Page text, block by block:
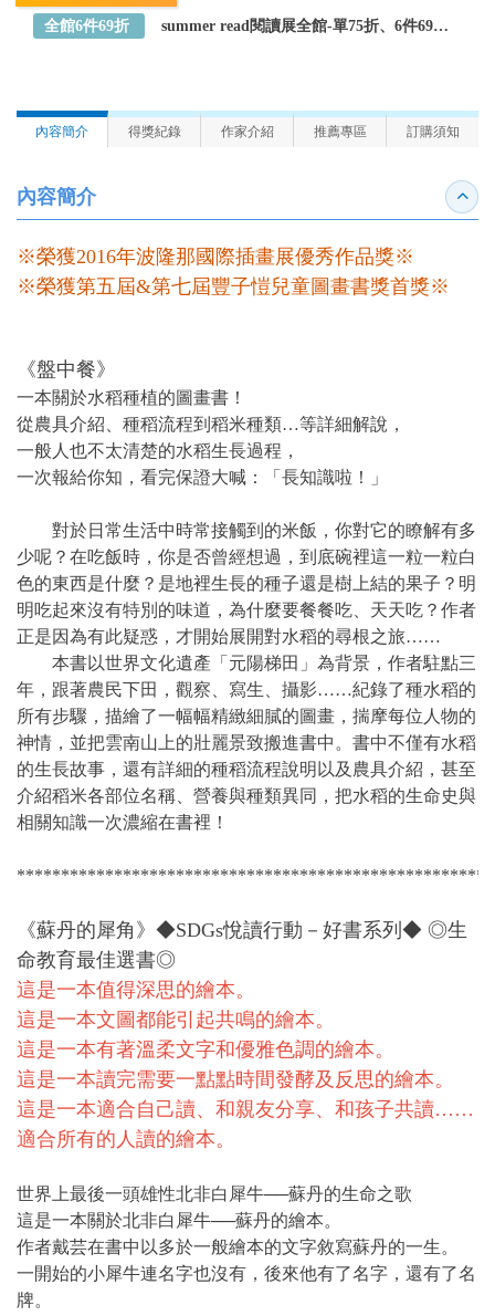
全館6件69折 summer read閱讀展全館-單75折、6件69折～全館任選
內容簡介 得獎紀錄 作家介紹 推薦專區 訂購須知
內容簡介 收合
※榮獲2016年波隆那國際插畫展優秀作品獎※
※榮獲第五屆&第七屆豐子愷兒童圖畫書獎首獎※
《盤中餐》
一本關於水稻種植的圖畫書！
從農具介紹、種稻流程到稻米種類…等詳細解說，
一般人也不太清楚的水稻生長過程，
一次報給你知，看完保證大喊：「長知識啦！」
對於日常生活中時常接觸到的米飯，你對它的瞭解有多
少呢？在吃飯時，你是否曾經想過，到底碗裡這一粒一粒白
色的東西是什麼？是地裡生長的種子還是樹上結的果子？明
明吃起來沒有特別的味道，為什麼要餐餐吃、天天吃？作者
正是因為有此疑惑，才開始展開對水稻的尋根之旅……
本書以世界文化遺產「元陽梯田」為背景，作者駐點三
年，跟著農民下田，觀察、寫生、攝影……紀錄了種水稻的
所有步驟，描繪了一幅幅精緻細膩的圖畫，揣摩每位人物的
神情，並把雲南山上的壯麗景致搬進書中。書中不僅有水稻
的生長故事，還有詳細的種稻流程說明以及農具介紹，甚至
介紹稻米各部位名稱、營養與種類異同，把水稻的生命史與
相關知識一次濃縮在書裡！
《蘇丹的犀角》◆SDGs悅讀行動－好書系列◆ ◎生
命教育最佳選書◎
這是一本值得深思的繪本。
這是一本文圖都能引起共鳴的繪本。
這是一本有著溫柔文字和優雅色調的繪本。
這是一本讀完需要一點點時間發酵及反思的繪本。
這是一本適合自己讀、和親友分享、和孩子共讀……
適合所有的人讀的繪本。
世界上最後一頭雄性北非白犀牛──蘇丹的生命之歌
這是一本關於北非白犀牛──蘇丹的繪本。
作者戴芸在書中以多於一般繪本的文字敘寫蘇丹的一生。
一開始的小犀牛連名字也沒有，後來他有了名字，還有了名
牌。